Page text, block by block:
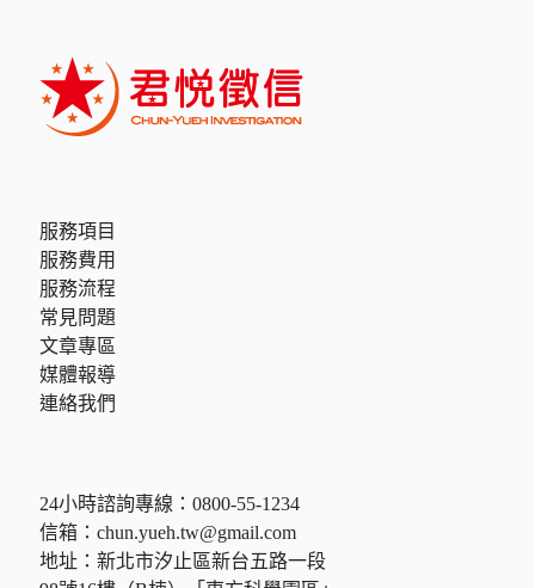
服務項目
服務費用
服務流程
常見問題
文章專區
媒體報導
連絡我們
24小時諮詢專線： 0800-55-1234
信箱： chun.yueh.tw@gmail.com
地址：新北市汐止區新台五路一段